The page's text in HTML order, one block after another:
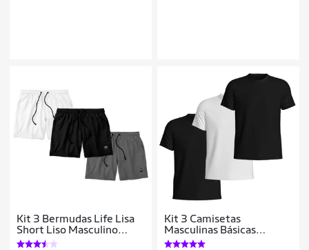
Kit 3 Bermudas Life Lisa
Short Liso Masculino
Básico Mauricinho Tactel
Kit 3 Camisetas
Masculinas Básicas
Algodão Manga Curta